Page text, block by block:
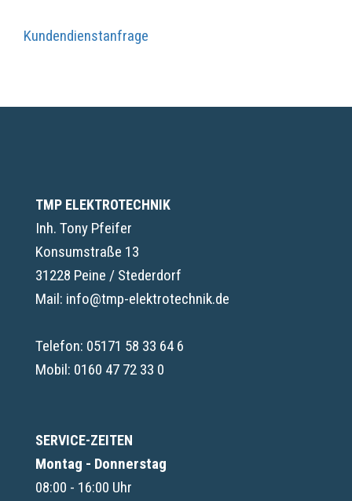
Kundendienstanfrage
TMP ELEKTROTECHNIK
Inh. Tony Pfeifer
Konsumstraße 13
31228 Peine / Stederdorf
Mail: info@tmp-elektrotechnik.de
Telefon: 05171 58 33 64 6
Mobil: 0160 47 72 33 0
SERVICE-ZEITEN
Montag - Donnerstag
08:00 - 16:00 Uhr